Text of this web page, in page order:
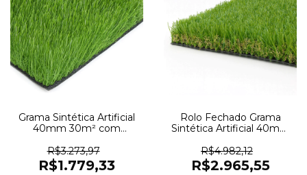
Grama Sintética Artificial
40mm 30m² com
2,00 x 15,00m
R$3.273,97
R$1.779,33
Rolo Fechado Grama
Sintética Artificial 40mm
Anti-Fungo 2,00 x 25,00m
R$4.982,12
R$2.965,55